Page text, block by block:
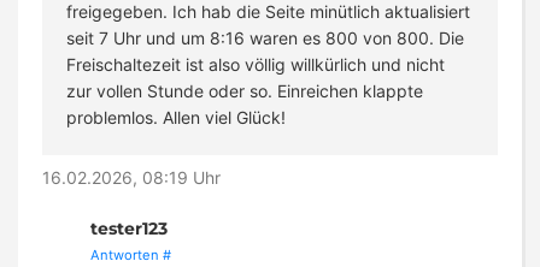
freigegeben. Ich hab die Seite minütlich aktualisiert
seit 7 Uhr und um 8:16 waren es 800 von 800. Die
Freischaltezeit ist also völlig willkürlich und nicht
zur vollen Stunde oder so. Einreichen klappte
problemlos. Allen viel Glück!
16.02.2026, 08:19 Uhr
tester123
Antworten #